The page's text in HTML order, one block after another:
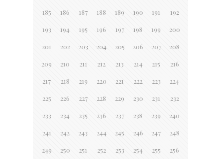
185 186 187 188 189 190 191 192
193 194 195 196 197 198 199 200
201 202 203 204 205 206 207 208
209 210 211 212 213 214 215 216
217 218 219 220 221 222 223 224
225 226 227 228 229 230 231 232
233 234 235 236 237 238 239 240
241 242 243 244 245 246 247 248
249 250 251 252 253 254 255 256